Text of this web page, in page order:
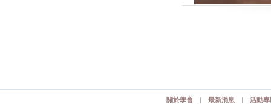
關於學會 | 最新消息 | 活動專